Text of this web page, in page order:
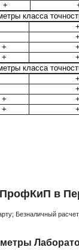
+
+
+
+
+
в
Безналичный